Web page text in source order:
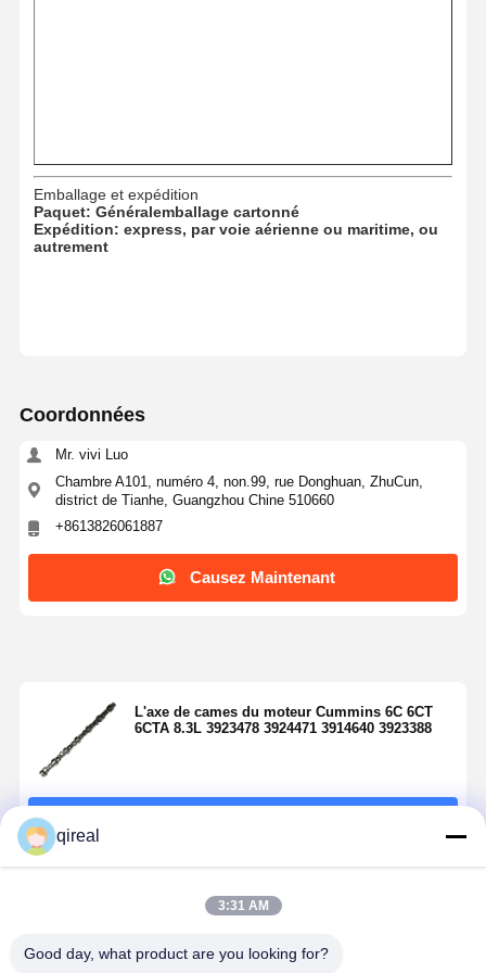
Pièces de moteur Perkins
Emballage et expédition
Paquet: Généralemballage cartonné
Expédition: express, par voie aérienne ou maritime, ou
autrement
Coordonnées
Mr. vivi Luo
Chambre A101, numéro 4, non.99, rue Donghuan, ZhuCun,
district de Tianhe, Guangzhou Chine 510660
+8613826061887
Causez Maintenant
L'axe de cames du moteur Cummins 6C 6CT
6CTA 8.3L 3923478 3924471 3914640 3923388
Produits Recommandés
qireal
3:31 AM
Good day, what product are you looking for?